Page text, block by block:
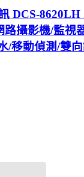
DCS-
路攝影機/監視
/移動偵測/雙